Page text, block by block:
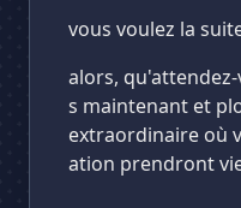
vous voulez la
alors,
s maintenant et
extraordinaire où
ation prendront